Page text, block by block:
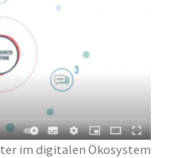
im digitalen Öko­system